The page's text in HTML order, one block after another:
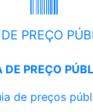
PREÇO
DE PREÇO
de preços